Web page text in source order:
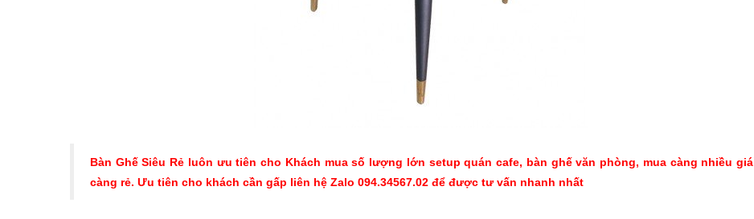
Bàn Ghế Siêu Rẻ luôn ưu tiên cho Khách mua số lượng lớn setup quán cafe, bàn ghế văn phòng, mua càng nhiều giá
càng rẻ. Ưu tiên cho khách cần gấp liên hệ Zalo 094.34567.02 để được tư vấn nhanh nhất